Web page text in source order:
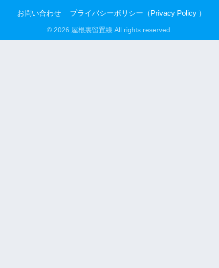
お問い合わせ プライバシーポリシー（Privacy Policy ）
© 2026 屋根裏留置線 All rights reserved.